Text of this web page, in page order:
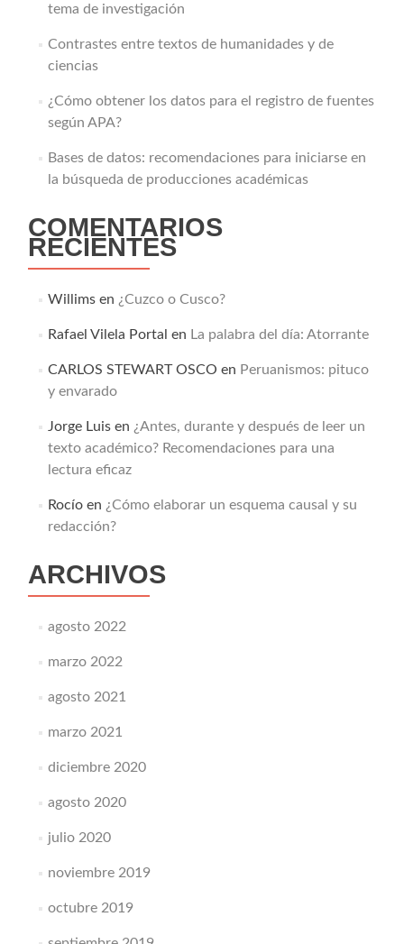
tema de investigación
Contrastes entre textos de humanidades y de
ciencias
¿Cómo obtener los datos para el registro de fuentes
según APA?
Bases de datos: recomendaciones para iniciarse en
la búsqueda de producciones académicas
COMENTARIOS
RECIENTES
Willimsen ¿Cuzco o Cusco?
Rafael Vilela Portal en La palabra del día: Atorrante
CARLOS STEWART OSCO en Peruanismos: pituco
y envarado
Jorge Luisen ¿Antes, durante y después de leer un
texto académico? Recomendaciones para una
lectura eficaz
Rocíoen ¿Cómo elaborar un esquema causal y su
redacción?
ARCHIVOS
agosto 2022
marzo 2022
agosto 2021
marzo 2021
diciembre 2020
agosto 2020
julio 2020
noviembre 2019
octubre 2019